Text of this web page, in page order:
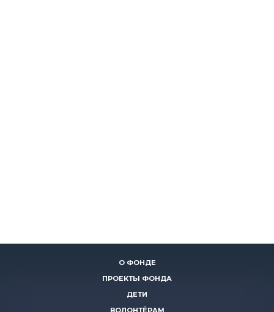
О ФОНДЕ
ПРОЕКТЫ ФОНДА
ДЕТИ
ВОЛОНТЁРАМ